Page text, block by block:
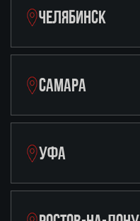
ЧЕЛЯБИНСК
САМАРА
УФА